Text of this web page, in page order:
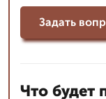
Задать
Что будет